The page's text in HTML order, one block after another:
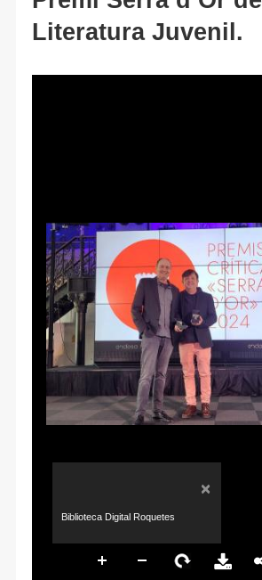
Literatura Juvenil.
×
Biblioteca Digital Roquetes